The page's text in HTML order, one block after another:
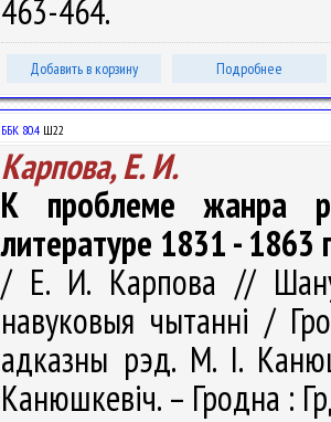
463-464.
Добавить в корзину Подробнее
ББК 80.4 Ш22
Карпова, Е. И.
К проблеме жанра
литературе 1831 - 1863
/ Е. И. Карпова //
навуковыя чытаннi /
адказны рэд. М. І.
Канюшкевіч. – Гродна :